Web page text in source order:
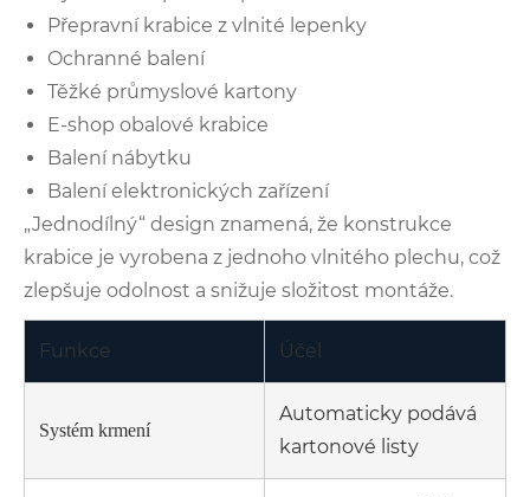
Přepravní krabice z vlnité lepenky
Ochranné balení
Těžké průmyslové kartony
E-shop obalové krabice
Balení nábytku
Balení elektronických zařízení
„Jednodílný“ design znamená, že konstrukce
krabice je vyrobena z jednoho vlnitého plechu, což
zlepšuje odolnost a snižuje složitost montáže.
Funkce Účel
Systém krmení
Automaticky podává
kartonové listy